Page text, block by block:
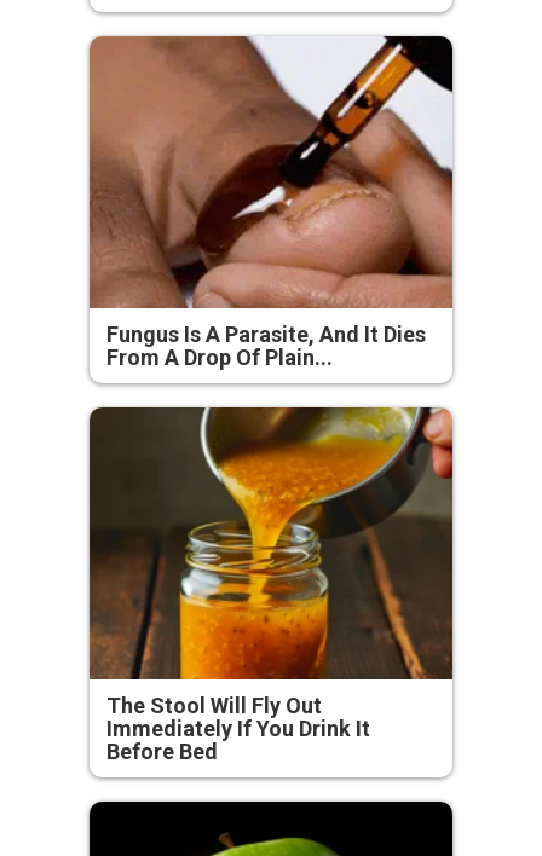
Fungus Is A Parasite, And It Dies
From A Drop Of Plain...
The Stool Will Fly Out
Immediately If You Drink It
Before Bed